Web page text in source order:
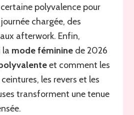
polyvalence pour
chargée, des
afterwork. Enfin,
la mode féminine de 2026
et comment les
les revers et les
transforment une tenue